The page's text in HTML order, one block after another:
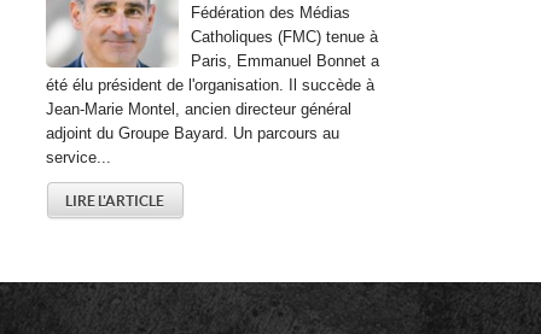
Fédération des Médias
Catholiques (FMC) tenue à
Paris, Emmanuel Bonnet a
été élu président de l'organisation. Il succède à
Jean-Marie Montel, ancien directeur général
adjoint du Groupe Bayard. Un parcours au
service...
LIRE L'ARTICLE